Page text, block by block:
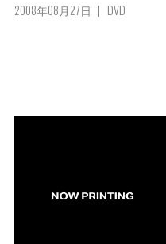
2008年08月27日 DVD